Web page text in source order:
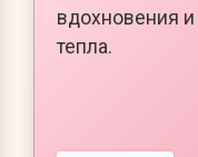
вдохновения
тепла.